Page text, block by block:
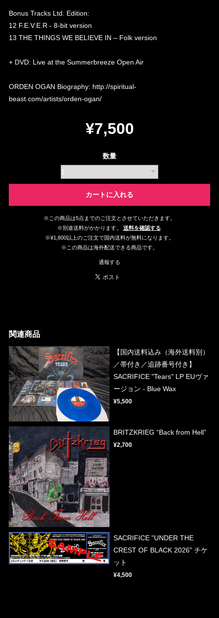
Bonus Tracks Ltd. Edition:
12 F.E.V.E.R - 8-bit version
13 THE THINGS WE BELIEVE IN – Folk version
+ DVD: Live at the Summerbreeze Open Air
ORDEN OGAN Biography: http://spiritual-
beast.com/artists/orden-ogan/
¥7,500
数量
カートに入れる
※この商品は5点までのご注文とさせていただきます。
※別途送料がかかります。
送料を確認する
※¥1,800以上のご注文で国内送料が無料になります。
※この商品は海外配送できる商品です。
通報する
関連商品
【国内送料込み（海外送料別）
／帯付き／追跡番号付き】
SACRIFICE "Tears" LP EUヴァ
ージョン - Blue Wax
¥5,500
BRITZKRIEG “Back from Hell”
¥2,700
SACRIFICE "UNDER THE
CREST OF BLACK 2026" チケ
ット
¥4,500